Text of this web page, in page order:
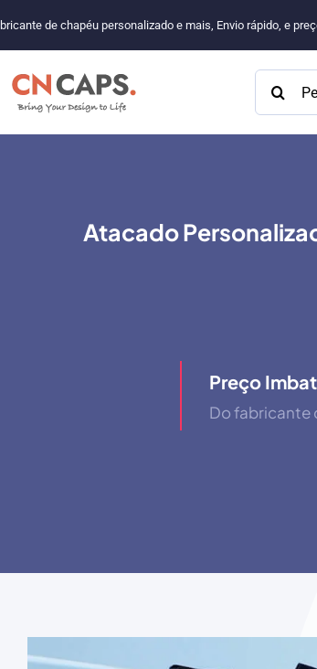
conteúdo
de chapéu personalizado e mais, Envio rápido, e
Procurar:
Atacado
Preço
Do fabricante